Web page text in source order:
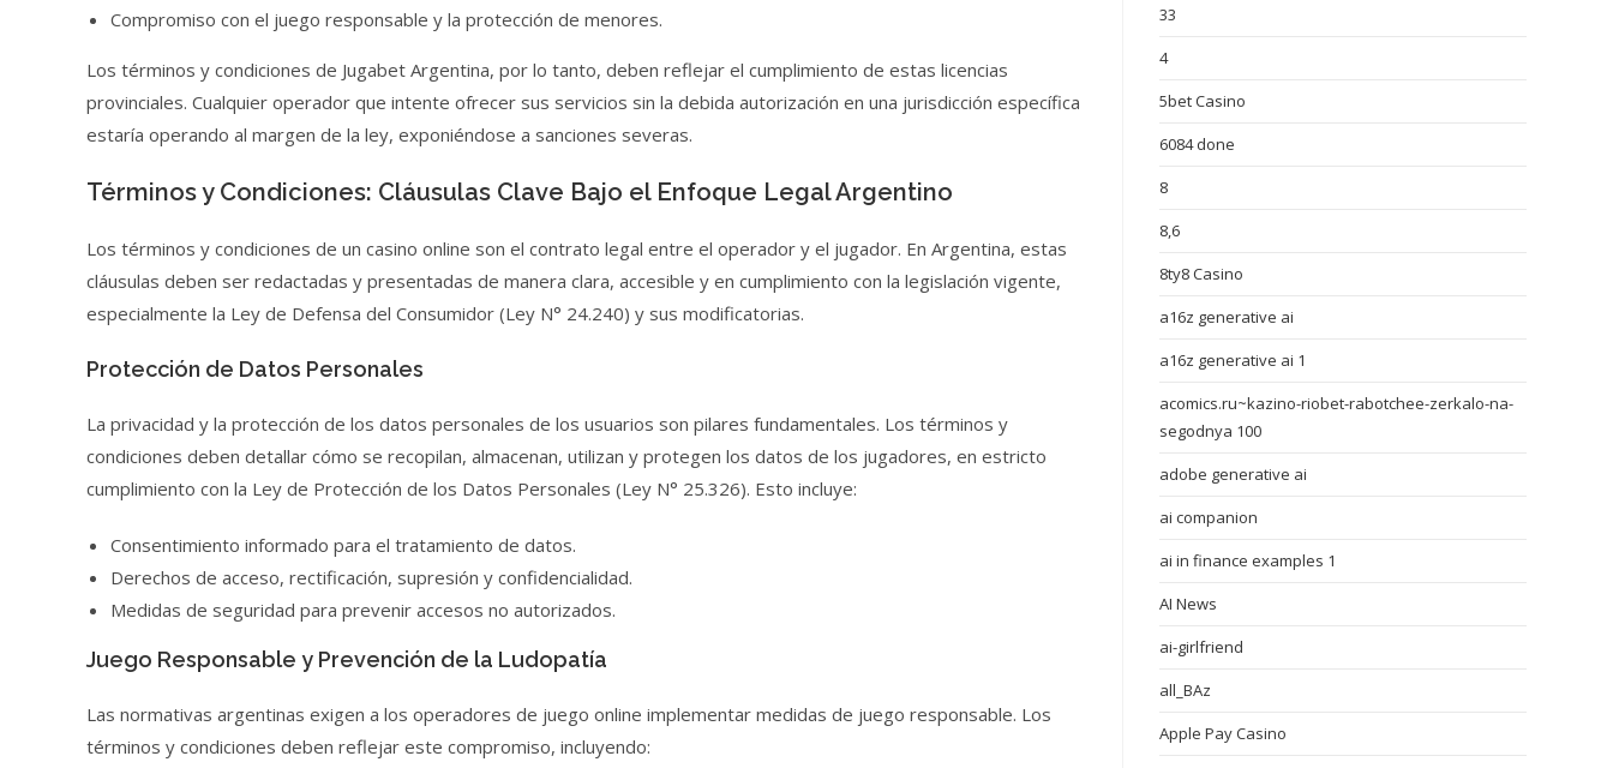
Compromiso con el juego responsable y la protección de menores.
Los términos y condiciones de Jugabet Argentina, por lo tanto, deben reflejar el cumplimiento de estas licencias
provinciales. Cualquier operador que intente ofrecer sus servicios sin la debida autorización en una jurisdicción específica
estaría operando al margen de la ley, exponiéndose a sanciones severas.
Términos y Condiciones: Cláusulas Clave Bajo el Enfoque Legal Argentino
Los términos y condiciones de un casino online son el contrato legal entre el operador y el jugador. En Argentina, estas
cláusulas deben ser redactadas y presentadas de manera clara, accesible y en cumplimiento con la legislación vigente,
especialmente la Ley de Defensa del Consumidor (Ley N° 24.240) y sus modificatorias.
Protección de Datos Personales
La privacidad y la protección de los datos personales de los usuarios son pilares fundamentales. Los términos y
condiciones deben detallar cómo se recopilan, almacenan, utilizan y protegen los datos de los jugadores, en estricto
cumplimiento con la Ley de Protección de los Datos Personales (Ley N° 25.326). Esto incluye:
Consentimiento informado para el tratamiento de datos.
Derechos de acceso, rectificación, supresión y confidencialidad.
Medidas de seguridad para prevenir accesos no autorizados.
Juego Responsable y Prevención de la Ludopatía
Las normativas argentinas exigen a los operadores de juego online implementar medidas de juego responsable. Los
términos y condiciones deben reflejar este compromiso, incluyendo:
33
4
5bet Casino
6084 done
8
8,6
8ty8 Casino
a16z generative ai
a16z generative ai 1
acomics.ru~kazino-riobet-rabotchee-zerkalo-na-
segodnya 100
adobe generative ai
ai companion
ai in finance examples 1
AI News
ai-girlfriend
all_BAz
Apple Pay Casino